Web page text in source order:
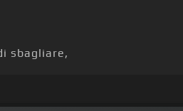
sbagliare,